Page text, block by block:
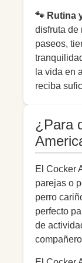
🐾 Rutina
disfruta de
paseos,
la vida en
reciba
¿Para
El Cocker
parejas o
perro
perfecto
de